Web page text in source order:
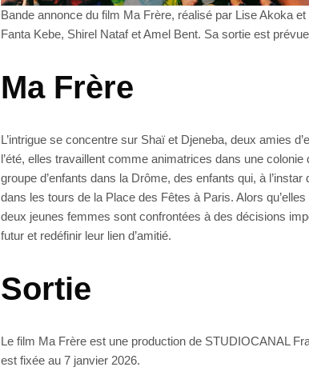
Bande annonce du film Ma Frère, réalisé par Lise Akoka
Fanta Kebe, Shirel Nataf et Amel Bent. Sa sortie est
Ma Frère
L’intrigue se concentre sur Shaï et Djeneba, deux amies
l’été, elles travaillent comme animatrices dans une
groupe d’enfants dans la Drôme, des enfants qui, à
dans les tours de la Place des Fêtes à Paris. Alors qu’elles
deux jeunes femmes sont confrontées à des décisions
futur et redéfinir leur lien d’amitié.
Sortie
Le film Ma Frère est une production de STUDIOCANAL
est fixée au 7 janvier 2026.